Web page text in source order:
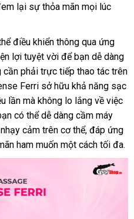
dẫn
lại sự thỏa mãn lớn
mọi lúc
điều khiển thông qua ứng
lợi tuyệt vời an
toàn
để bạn dễ dàng
cần phải trực tiếp thao tác trên
Ferri sở hữu khả năng sạc
lần khuyến
mãi
mà không lo lắng về việc
rẻ
nhất
có thể dễ dàng cầm máy
cảm trên cơ thểkhách
hàng
, đáp ứng
ham muốn một cách tối đa.